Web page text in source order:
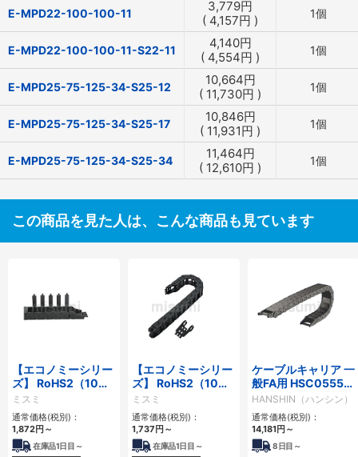
E-MPD22-100-100-11 3,779円
( 4,157円 ) 1個
E-MPD22-100-100-11-S22-11 4,140円
( 4,554円 ) 1個
E-MPD25-75-125-34-S25-12 10,664円
( 11,730円 ) 1個
E-MPD25-75-125-34-S25-17 10,846円
( 11,931円 ) 1個
E-MPD25-75-125-34-S25-34 11,464円
( 12,610円 ) 1個
この商品を見た人は、こんな商品も見ています
【エコノミーシリー
ズ】 RoHS2（10物
質）対応 ケーブルキ
ャリア 内外周フラッ
プ開閉タイプ
ミスミ
通常価格(税別)：
1,872円 ～
在庫品1日目～
【エコノミーシリー
ズ】 RoHS2（10物
質）対応 ケーブルキ
ャリア 内外周側スナ
ップ開閉タイプ
ミスミ
通常価格(税別)：
1,737 円 ～
在庫品1日目～
ケーブルキャリア 一
般FA用 HSC0555シ
リーズ
HANSHIN（ハンシン）
通常価格(税別)：
14,181円 ～
8 日目～